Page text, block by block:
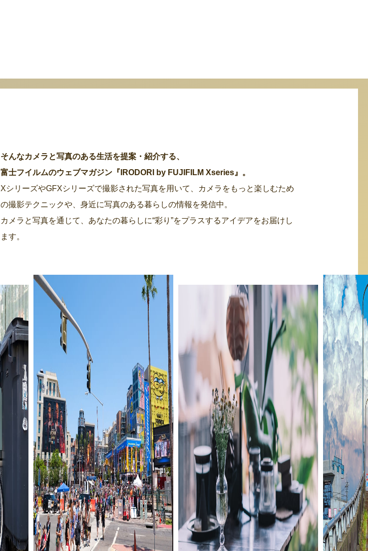
そんなカメラと写真のある生活を提案・紹介する、
富士フイルムのウェブマガジン『IRODORI by FUJIFILM Xseries』。
XシリーズやGFXシリーズで撮影された写真を用いて、カメラをもっと楽しむため
の撮影テクニックや、身近に写真のある暮らしの情報を発信中。
カメラと写真を通じて、あなたの暮らしに“彩り”をプラスするアイデアをお届けし
ます。